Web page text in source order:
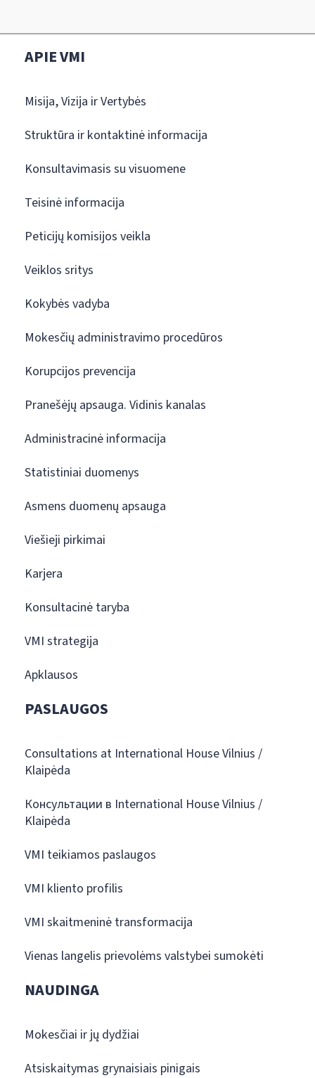
APIE VMI
Misija, Vizija ir Vertybės
Struktūra ir kontaktinė informacija
Konsultavimasis su visuomene
Teisinė informacija
Peticijų komisijos veikla
Veiklos sritys
Kokybės vadyba
Mokesčių administravimo procedūros
Korupcijos prevencija
Pranešėjų apsauga. Vidinis kanalas
Administracinė informacija
Statistiniai duomenys
Asmens duomenų apsauga
Viešieji pirkimai
Karjera
Konsultacinė taryba
VMI strategija
Apklausos
PASLAUGOS
Consultations at International House Vilnius /
Klaipėda
Консультации в International House Vilnius /
Klaipėda
VMI teikiamos paslaugos
VMI kliento profilis
VMI skaitmeninė transformacija
Vienas langelis prievolėms valstybei sumokėti
NAUDINGA
Mokesčiai ir jų dydžiai
Atsiskaitymas grynaisiais pinigais